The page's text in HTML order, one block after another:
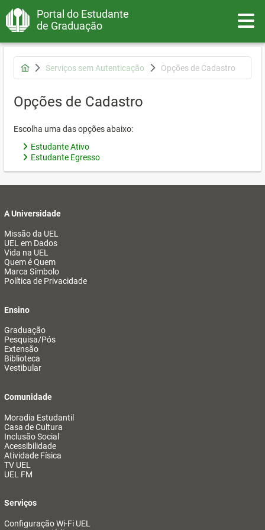
Portal do Estudante
de Graduação
Serviços sem Autenticação Opções de Cadastro
Opções de Cadastro
Escolha uma das opções abaixo:
Estudante Ativo
Estudante Egresso
A Universidade
Missão da UEL
UEL em Dados
Vida na UEL
Quem é Quem
Marca Símbolo
Política de Privacidade
Ensino
Graduação
Pesquisa/Pós
Extensão
Biblioteca
Vestibular
Comunidade
Moradia Estudantil
Casa de Cultura
Inclusão Social
Acessibilidade
Atividade Física
TV UEL
UEL FM
Serviços
Configuração Wi-Fi UEL